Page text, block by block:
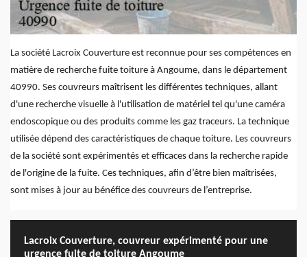
La société Lacroix Couverture est reconnue pour ses compétences en
matière de recherche fuite toiture à Angoume, dans le département
40990. Ses couvreurs maîtrisent les différentes techniques, allant
d'une recherche visuelle à l'utilisation de matériel tel qu'une caméra
endoscopique ou des produits comme les gaz traceurs. La technique
utilisée dépend des caractéristiques de chaque toiture. Les couvreurs
de la société sont expérimentés et efficaces dans la recherche rapide
de l'origine de la fuite. Ces techniques, afin d’être bien maîtrisées,
sont mises à jour au bénéfice des couvreurs de l’entreprise.
Lacroix Couverture, couvreur expérimenté pour une
urgence fuite de toiture Angoume